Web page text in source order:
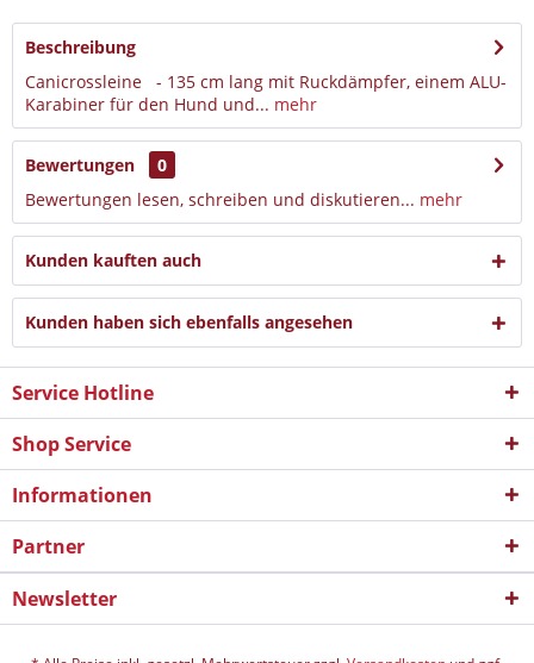
Beschreibung
Canicrossleine - 135 cm lang mit Ruckdämpfer, einem ALU-
Karabiner für den Hund und... mehr
Bewertungen
0
Bewertungen lesen, schreiben und diskutieren... mehr
Kunden kauften auch
Kunden haben sich ebenfalls angesehen
Service Hotline
Shop Service
Informationen
Partner
Newsletter